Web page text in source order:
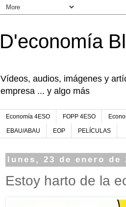
D'economía
Vídeos, audios, imágenes y
empresa ... y algo más
Economía 4ESO FOPP 4ESO
EBAU/ABAU EOP PELÍCULAS
lunes, 23 de enero de
Estoy harto de la